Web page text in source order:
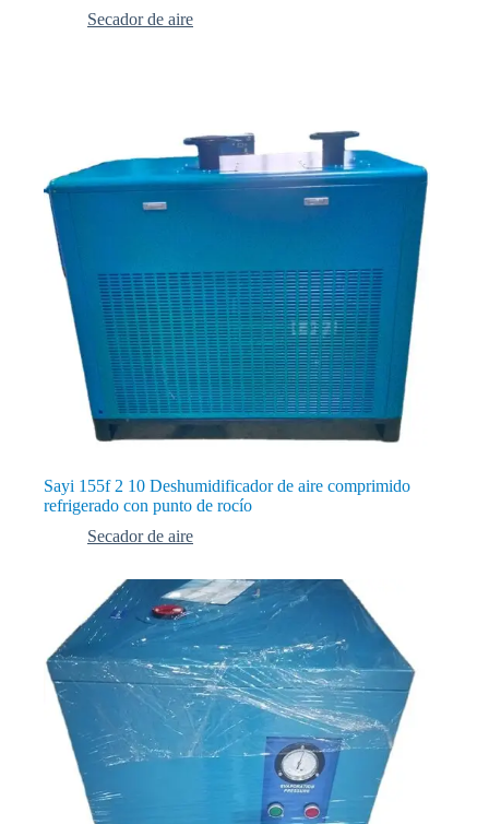
Secador de aire
Sayi 155f 2 10 Deshumidificador de aire comprimido
refrigerado con punto de rocío
Secador de aire